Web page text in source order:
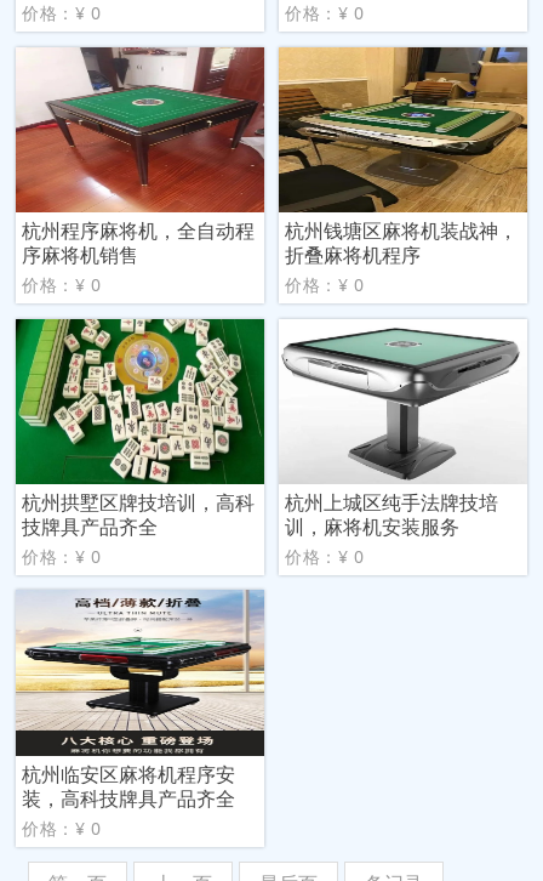
价格：¥ 0 价格：¥ 0
杭州程序麻将机，全自动程
序麻将机销售
价格：¥ 0
杭州钱塘区麻将机装战神，
折叠麻将机程序
价格：¥ 0
杭州拱墅区牌技培训，高科
技牌具产品齐全
价格：¥ 0
杭州上城区纯手法牌技培
训，麻将机安装服务
价格：¥ 0
杭州临安区麻将机程序安
装，高科技牌具产品齐全
价格：¥ 0